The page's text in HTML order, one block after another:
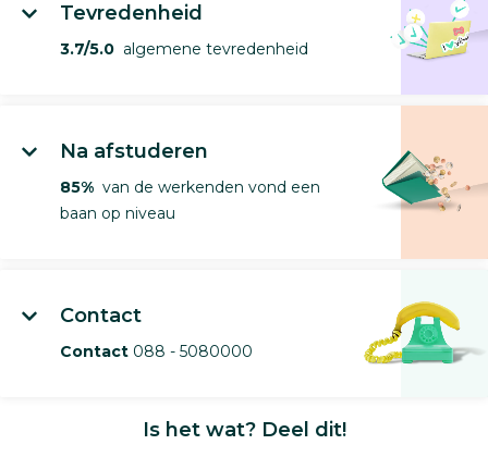
Tevredenheid
3.7/5.0 algemene tevredenheid
Na afstuderen
85% van de werkenden vond een
baan op niveau
Contact
Contact 088 - 5080000
Is het wat? Deel dit!